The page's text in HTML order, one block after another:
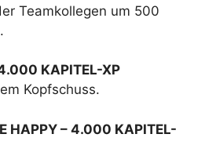
Teamkollegen um 500
KAPITEL-XP
Kopfschuss.
HAPPY – 4.000 KAPITEL-